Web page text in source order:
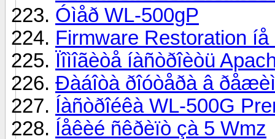
Óìåð WL-500gP
Firmware Restoration
Ïîìîãèòå íàñòðîèòü
Ðàáîòà ðîóòåðà â
Íàñòðîéêà WL-500G
Íåêèé ñêðèïò çà 5 Wmz